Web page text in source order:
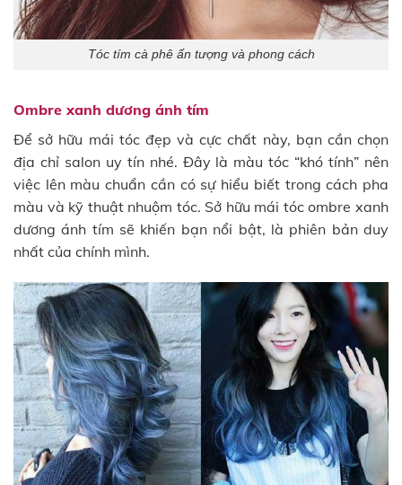
Tóc tím cà phê ấn tượng và phong cách
Ombre xanh dương ánh tím
Để sở hữu mái tóc đẹp và cực chất này, bạn cần chọn
địa chỉ salon uy tín nhé. Đây là màu tóc “khó tính” nên
việc lên màu chuẩn cần có sự hiểu biết trong cách pha
màu và kỹ thuật nhuộm tóc. Sở hữu mái tóc ombre xanh
dương ánh tím sẽ khiến bạn nổi bật, là phiên bản duy
nhất của chính mình.